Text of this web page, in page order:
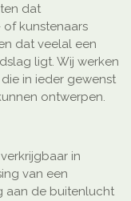
dat
kunstenaars
dat veelal een
ligt. Wij werken
in ieder gewenst
ontwerpen.
in
van een
aan de buitenlucht